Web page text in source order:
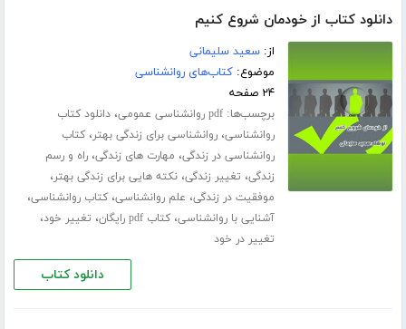
دانلود کتاب از خودمان شروع کنیم
از:سعید سلیمانی
موضوع:کتاب‌های روانشناسی
۲۴ صفحه
برچسب‌ها:pdf روانشناسی عمومی ،دانلود کتاب
روانشناسی،روانشناسی برای زندگی بهتر،کتاب
روانشناسی در زندگی، مهارت های زندگی،راه و رسم
زندگی، تغییر زندگی،نکته هایی برای زندگی بهتر،
موفقیت در زندگی، علم روانشناسی،کتاب روانشناسی،
آشنایی با روانشناسی،کتاب pdf رایگان ، تغییر خود،
تغییر در خود
دانلود کتاب